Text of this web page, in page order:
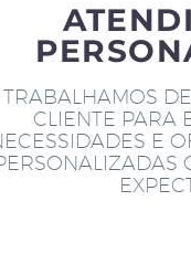
TRABALHAMOS
CLIENTE PARA
E